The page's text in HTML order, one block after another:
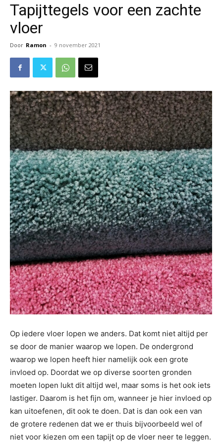
Tapijttegels voor een zachte
vloer
Door Ramon - 9 november 2021
Op iedere vloer lopen we anders. Dat komt niet altijd per
se door de manier waarop we lopen. De ondergrond
waarop we lopen heeft hier namelijk ook een grote
invloed op. Doordat we op diverse soorten gronden
moeten lopen lukt dit altijd wel, maar soms is het ook iets
lastiger. Daarom is het fijn om, wanneer je hier invloed op
kan uitoefenen, dit ook te doen. Dat is dan ook een van
de grotere redenen dat we er thuis bijvoorbeeld wel of
niet voor kiezen om een tapijt op de vloer neer te leggen.